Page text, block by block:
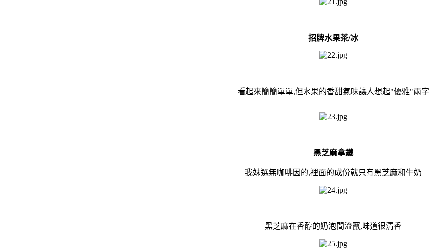
招牌水果茶/冰
看起來簡簡單單,但水果的香甜氣味讓人想起"優雅"兩字
黑芝麻拿鐵
我妹選無咖啡因的,裡面的成份就只有黑芝麻和牛奶
黑芝麻在香醇的奶泡間流竄,味道很清香